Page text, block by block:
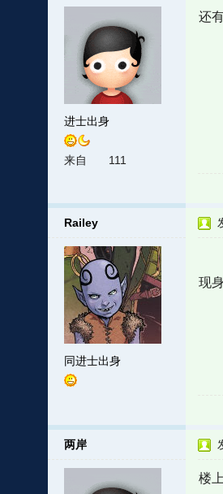
进士出身
来自 111
还
Railey
同进士出身
现
两岸
楼